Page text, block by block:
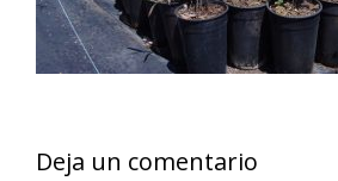
Deja un comentario